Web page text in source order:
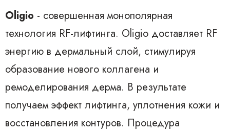
Oligio - совершенная монополярная
технология RF-лифтинга. Oligio доставляет RF
энергию в дермальный слой, стимулируя
образование нового коллагена и
ремоделирования дерма. В результате
получаем эффект лифтинга, уплотнения кожи и
восстановления контуров. Процедура